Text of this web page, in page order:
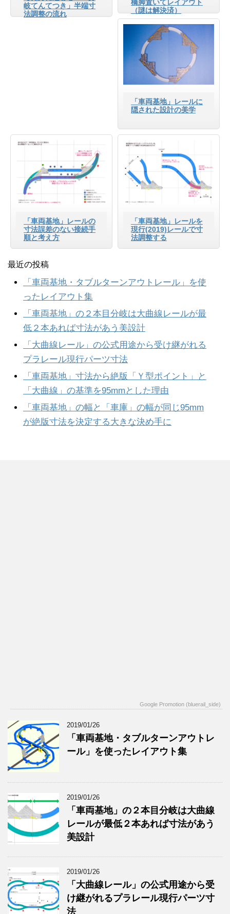
岐てんてつき」半端寸
法調整の流れ
橋脚置いてレイアウト
（謎は解決済）
「車両基地」レールに
隠された設計の美学
「車両基地」レールの
寸法誤差のない接続手
順と考え方
「車両基地」レールを
現行(2019)レールで寸
法調整する
最近の投稿
「車両基地・タブルターンアウトレール」を使
ったレイアウト集
「車両基地」の２本目分岐は大曲線レールが最
低２本あれば寸法があう美設計
「大曲線レール」の公式用途から受け継がれる
プラレール現行パーツ寸法
「車両基地」寸法から絶版「Ｙ型ポイント」と
「大曲線」の基準を95mmとした理由
「車両基地」の幅と「車庫」の幅が同じ95mm
が絶版寸法を決定する大きな決め手に
Google Promotion (bluerail_side)
2019/01/26
「車両基地・タブルターンアウトレ
ール」を使ったレイアウト集
2019/01/26
「車両基地」の２本目分岐は大曲線
レールが最低２本あれば寸法があう
美設計
2019/01/26
「大曲線レール」の公式用途から受
け継がれるプラレール現行パーツ寸
法